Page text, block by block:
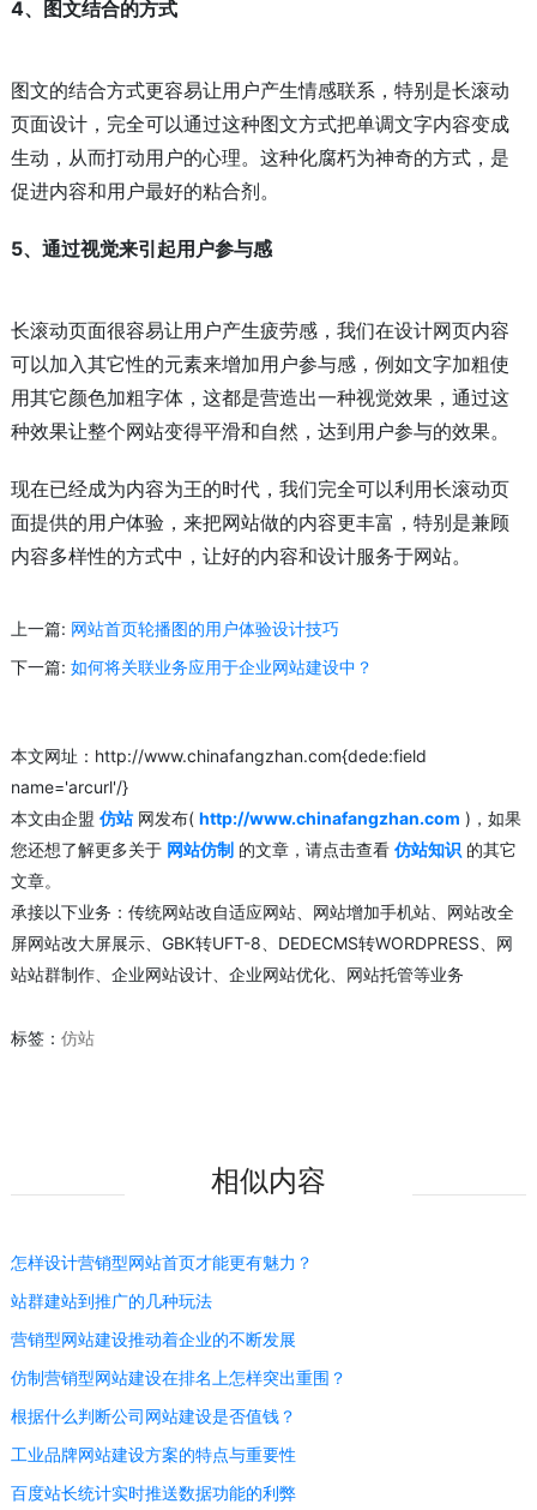
4、图文结合的方式
图文的结合方式更容易让用户产生情感联系，特别是长滚动
页面设计，完全可以通过这种图文方式把单调文字内容变成
生动，从而打动用户的心理。这种化腐朽为神奇的方式，是
促进内容和用户最好的粘合剂。
5、通过视觉来引起用户参与感
长滚动页面很容易让用户产生疲劳感，我们在设计网页内容
可以加入其它性的元素来增加用户参与感，例如文字加粗使
用其它颜色加粗字体，这都是营造出一种视觉效果，通过这
种效果让整个网站变得平滑和自然，达到用户参与的效果。
现在已经成为内容为王的时代，我们完全可以利用长滚动页
面提供的用户体验，来把网站做的内容更丰富，特别是兼顾
内容多样性的方式中，让好的内容和设计服务于网站。
上一篇: 网站首页轮播图的用户体验设计技巧
下一篇: 如何将关联业务应用于企业网站建设中？
本文网址：http://www.chinafangzhan.com{dede:field
name='arcurl'/}
本文由企盟 仿站 网发布( http://www.chinafangzhan.com )，如果
您还想了解更多关于 网站仿制 的文章，请点击查看 仿站知识 的其它
文章。
承接以下业务：传统网站改自适应网站、网站增加手机站、网站改全
屏网站改大屏展示、GBK转UFT-8、DEDECMS转WORDPRESS、网
站站群制作、企业网站设计、企业网站优化、网站托管等业务
标签： 仿站
相似内容
怎样设计营销型网站首页才能更有魅力？
站群建站到推广的几种玩法
营销型网站建设推动着企业的不断发展
仿制营销型网站建设在排名上怎样突出重围？
根据什么判断公司网站建设是否值钱？
工业品牌网站建设方案的特点与重要性
百度站长统计实时推送数据功能的利弊